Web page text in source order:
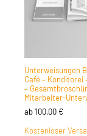
Unterweisungen
Café – Konditorei
–
Mitarbeiter-
ab100,00 €
Kostenloser